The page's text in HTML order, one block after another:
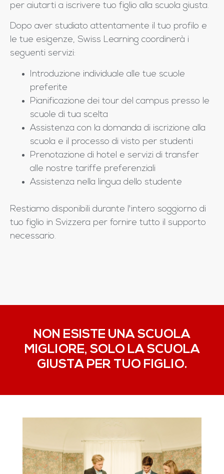
per aiutarti a iscrivere tuo figlio alla scuola giusta.
Dopo aver studiato attentamente il tuo profilo e
le tue esigenze, Swiss Learning coordinerà i
seguenti servizi:
Introduzione individuale alle tue scuole
preferite
Pianificazione dei tour del campus presso le
scuole di tua scelta
Assistenza con la domanda di iscrizione alla
scuola e il processo di visto per studenti
Prenotazione di hotel e servizi di transfer
alle nostre tariffe preferenziali
Assistenza nella lingua dello studente
Restiamo disponibili durante l'intero soggiorno di
tuo figlio in Svizzera per fornire tutto il supporto
necessario.
NON ESISTE UNA SCUOLA
MIGLIORE, SOLO LA SCUOLA
GIUSTA PER TUO FIGLIO.